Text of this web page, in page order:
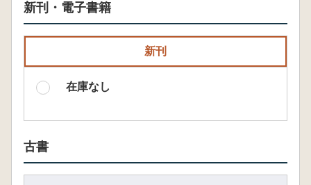
新刊・電子書籍
新刊
在庫なし
古書